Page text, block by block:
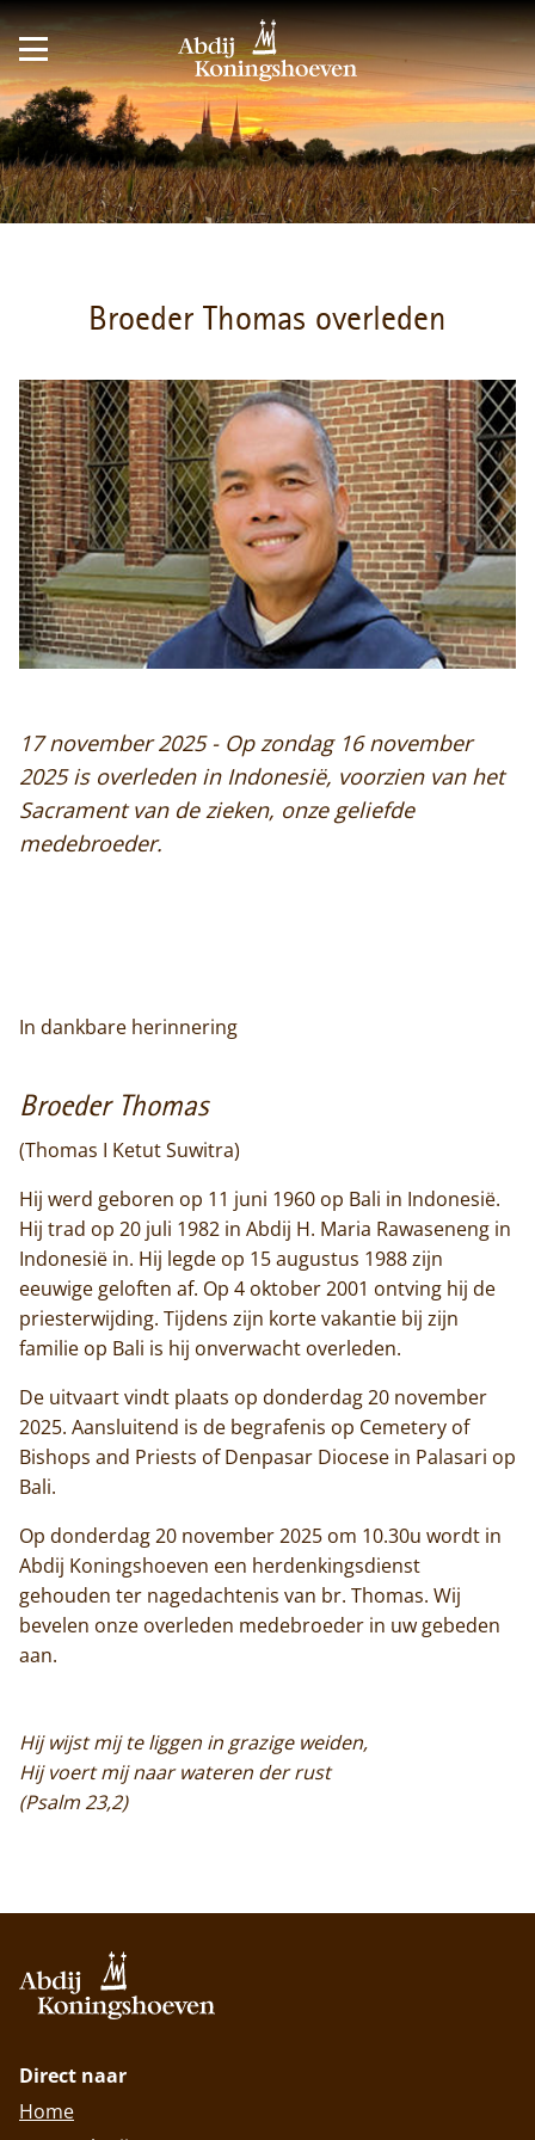
Home
Trappisten
De abdij
Actueel
Contact
Broeder Thomas overleden
17 november 2025 - Op zondag 16 november
2025 is overleden in Indonesië, voorzien van het
Sacrament van de zieken, onze geliefde
medebroeder.
In dankbare herinnering
Broeder Thomas
(Thomas I Ketut Suwitra)
Hij werd geboren op 11 juni 1960 op Bali in Indonesië.
Hij trad op 20 juli 1982 in Abdij H. Maria Rawaseneng in
Indonesië in. Hij legde op 15 augustus 1988 zijn
eeuwige geloften af. Op 4 oktober 2001 ontving hij de
priesterwijding. Tijdens zijn korte vakantie bij zijn
familie op Bali is hij onverwacht overleden.
De uitvaart vindt plaats op donderdag 20 november
2025. Aansluitend is de begrafenis op Cemetery of
Bishops and Priests of Denpasar Diocese in Palasari op
Bali.
Op donderdag 20 november 2025 om 10.30u wordt in
Abdij Koningshoeven een herdenkingsdienst
gehouden ter nagedachtenis van br. Thomas. Wij
bevelen onze overleden medebroeder in uw gebeden
aan.
Hij wijst mij te liggen in grazige weiden,
Hij voert mij naar wateren der rust
(Psalm 23,2)
Direct naar
Home